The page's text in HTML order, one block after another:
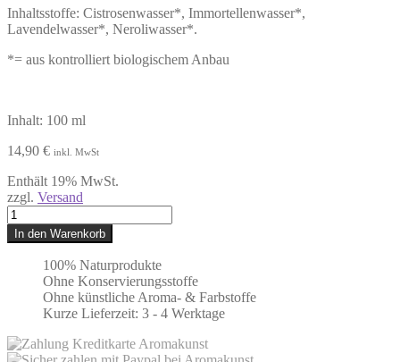
Inhaltsstoffe: Cistrosenwasser*, Immortellenwasser*,
Lavendelwasser*, Neroliwasser*.
*= aus kontrolliert biologischem Anbau
Inhalt: 100 ml
14,90 € inkl. MwSt
Enthält 19% MwSt.
zzgl. Versand
CILAN-
Hydrolatemischung
Menge
In den Warenkorb
100% Naturprodukte
Ohne Konservierungsstoffe
Ohne künstliche Aroma- & Farbstoffe
Kurze Lieferzeit: 3 - 4 Werktage